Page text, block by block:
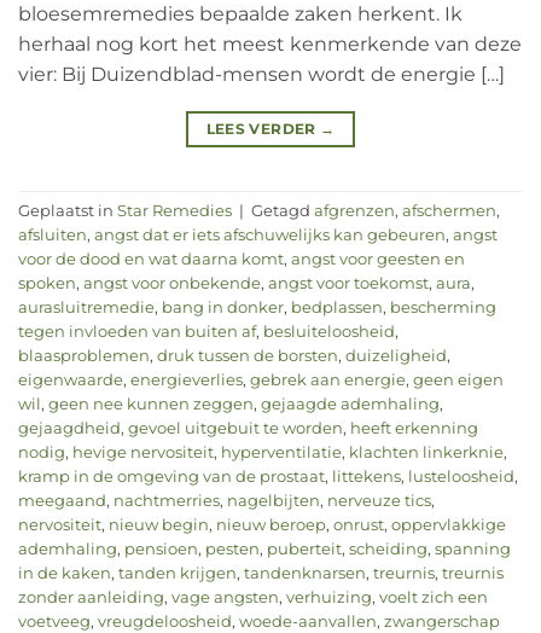
bloesemremedies bepaalde zaken herkent. Ik
herhaal nog kort het meest kenmerkende van deze
vier: Bij Duizendblad-mensen wordt de energie […]
LEES VERDER →
Geplaatst in Star Remedies | Getagd afgrenzen, afschermen,
afsluiten, angst dat er iets afschuwelijks kan gebeuren, angst
voor de dood en wat daarna komt, angst voor geesten en
spoken, angst voor onbekende, angst voor toekomst, aura,
aurasluitremedie, bang in donker, bedplassen, bescherming
tegen invloeden van buiten af, besluiteloosheid,
blaasproblemen, druk tussen de borsten, duizeligheid,
eigenwaarde, energieverlies, gebrek aan energie, geen eigen
wil, geen nee kunnen zeggen, gejaagde ademhaling,
gejaagdheid, gevoel uitgebuit te worden, heeft erkenning
nodig, hevige nervositeit, hyperventilatie, klachten linkerknie,
kramp in de omgeving van de prostaat, littekens, lusteloosheid,
meegaand, nachtmerries, nagelbijten, nerveuze tics,
nervositeit, nieuw begin, nieuw beroep, onrust, oppervlakkige
ademhaling, pensioen, pesten, puberteit, scheiding, spanning
in de kaken, tanden krijgen, tandenknarsen, treurnis, treurnis
zonder aanleiding, vage angsten, verhuizing, voelt zich een
voetveeg, vreugdeloosheid, woede-aanvallen, zwangerschap